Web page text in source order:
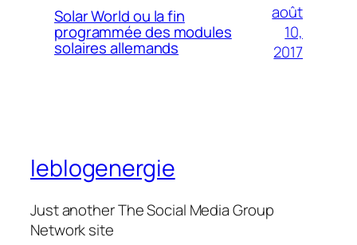
Solar World ou la fin
programmée des modules
solaires allemands
août
10,
2017
leblogenergie
Just another The Social Media Group
Network site